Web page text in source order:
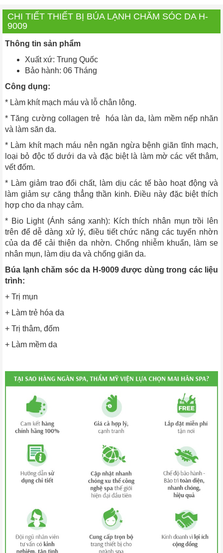
CHI TIẾT THIẾT BỊ BÚA LẠNH CHĂM SÓC DA H-
9009
Thông tin sản phẩm
Xuất xứ: Trung Quốc
Bảo hành: 06 Tháng
Công dụng:
* Làm khít mạch máu và lỗ chân lông.
* Tăng cường collagen trẻ hóa làn da, làm mềm nếp nhăn
và làm săn da.
* Làm khít mạch máu nên ngăn ngừa bệnh giãn tĩnh mạch,
loại bỏ độc tố dưới da và đặc biệt là làm mờ các vết thâm,
vết đốm.
* Làm giảm trao đổi chất, làm dịu các tế bào hoạt động và
làm giảm sự căng thẳng thần kinh. Điều này đặc biệt thích
hợp cho da nhạy cảm.
* Bio Light (Ánh sáng xanh): Kích thích nhân mụn trồi lên
trên để dễ dàng xử lý, điều tiết chức năng các tuyến nhờn
của da để cải thiện da nhờn. Chống nhiễm khuẩn, làm se
nhân mụn, làm dịu da và chống giãn da.
Búa lạnh chăm sóc da H-9009 được dùng trong các liệu
trình:
+ Trị mụn
+ Làm trẻ hóa da
+ Trị thâm, đốm
+ Làm mềm da